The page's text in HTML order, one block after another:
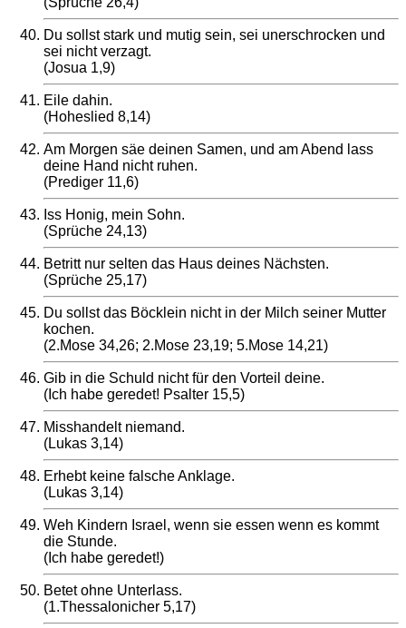
Du sollst stark und mutig sein, sei unerschrocken und
sei nicht verzagt.
(Josua 1,9)
Eile dahin.
(Hoheslied 8,14)
Am Morgen säe deinen Samen, und am Abend lass
deine Hand nicht ruhen.
(Prediger 11,6)
Iss Honig, mein Sohn.
(Sprüche 24,13)
Betritt nur selten das Haus deines Nächsten.
(Sprüche 25,17)
Du sollst das Böcklein nicht in der Milch seiner Mutter
kochen.
(2.Mose 34,26; 2.Mose 23,19; 5.Mose 14,21)
Gib in die Schuld nicht für den Vorteil deine.
(Ich habe geredet! Psalter 15,5)
Misshandelt niemand.
(Lukas 3,14)
Erhebt keine falsche Anklage.
(Lukas 3,14)
Weh Kindern Israel, wenn sie essen wenn es kommt
die Stunde.
(Ich habe geredet!)
Betet ohne Unterlass.
(1.Thessalonicher 5,17)